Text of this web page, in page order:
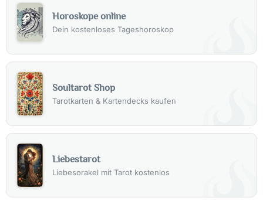
Horoskope online
Dein kostenloses Tageshoroskop
Soultarot Shop
Tarotkarten & Kartendecks kaufen
Liebestarot
Liebesorakel mit Tarot kostenlos